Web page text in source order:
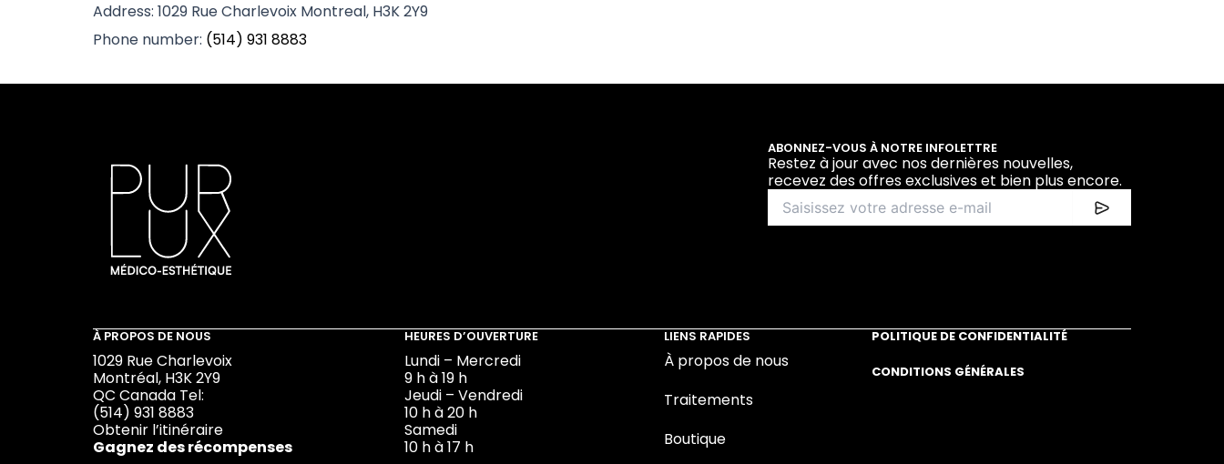
Address: 1029 Rue Charlevoix Montreal, H3K 2Y9
Phone number: (514) 931 8883
ABONNEZ-VOUS À NOTRE INFOLETTRE
Restez à jour avec nos dernières nouvelles,
recevez des offres exclusives et bien plus encore.
À PROPOS DE NOUS
1029 Rue Charlevoix
Montréal, H3K 2Y9
QC Canada Tel:
(514) 931 8883
Obtenir l’itinéraire
Gagnez des récompenses
HEURES D’OUVERTURE
Lundi – Mercredi
9 h à 19 h
Jeudi – Vendredi
10 h à 20 h
Samedi
10 h à 17 h
LIENS RAPIDES
À propos de nous
Traitements
Boutique
POLITIQUE DE CONFIDENTIALITÉ
CONDITIONS GÉNÉRALES